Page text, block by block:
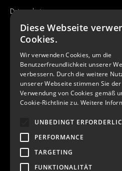
Datenschutz
AGB
Kontakt
info@realestate
architectureawards.com
Instagram
LinkedIn
Diese Webseite
Cookies.
Wir verwenden Cookies, um die
Benutzerfreundlichkeit unserer
verbessern. Durch die weitere
unserer Webseite stimmen Sie der
Verwendung von Cookies gemäß
Cookie-Richtlinie zu. Weitere
UNBEDINGT
PERFORMANCE
TARGETING
FUNKTIONALITÄT